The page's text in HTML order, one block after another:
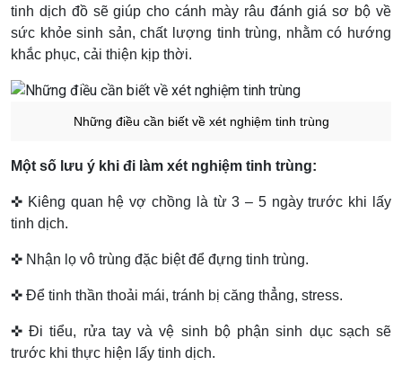
tinh dịch đồ sẽ giúp cho cánh mày râu đánh giá sơ bộ về
sức khỏe sinh sản, chất lượng tinh trùng, nhằm có hướng
khắc phục, cải thiện kịp thời.
Những điều cần biết về xét nghiệm tinh trùng
Một số lưu ý khi đi làm xét nghiệm tinh trùng:
✜ Kiêng quan hệ vợ chồng là từ 3 – 5 ngày trước khi lấy
tinh dịch.
✜ Nhận lọ vô trùng đặc biệt để đựng tinh trùng.
✜ Để tinh thần thoải mái, tránh bị căng thẳng, stress.
✜ Đi tiểu, rửa tay và vệ sinh bộ phận sinh dục sạch sẽ
trước khi thực hiện lấy tinh dịch.